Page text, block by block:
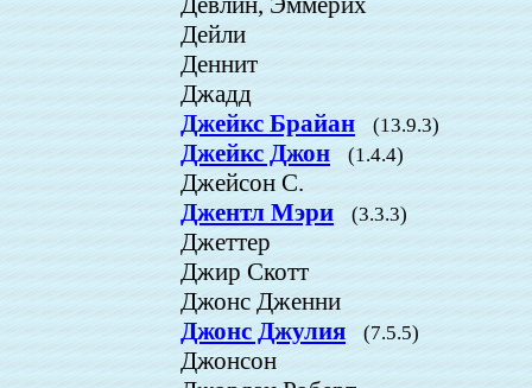
Дейли
Деннит
Джадд
Джейкс Брайан
(13.9.3)
Джейкс Джон (1.4.4)
Джейсон С.
Джентл Мэри
(3.3.3)
Джеттер
Джир Скотт
Джонс Дженни
Джонс Джулия
(7.5.5)
Джонсон